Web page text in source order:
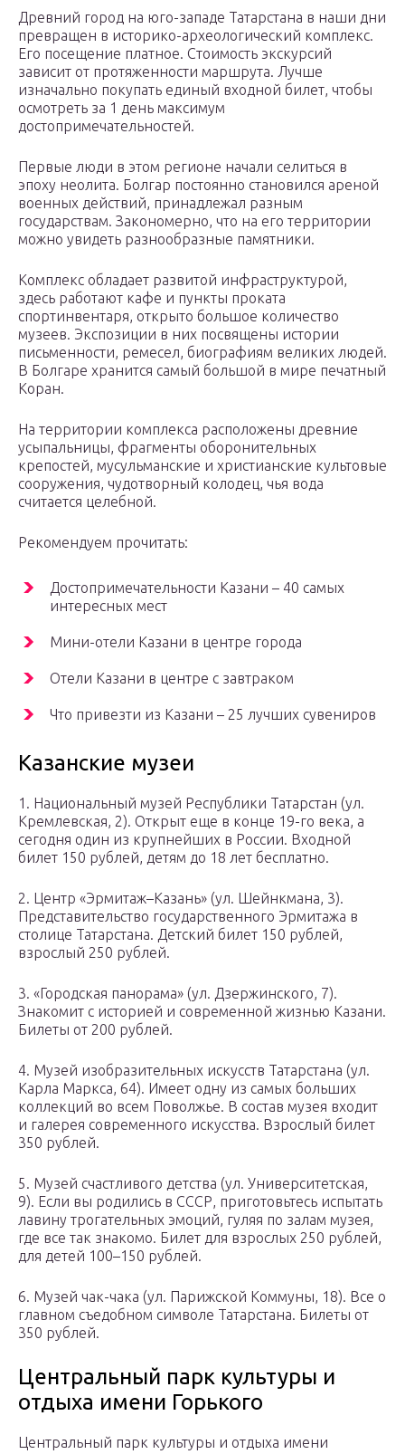
Древний город на юго-западе Татарстана в наши дни
превращен в историко-археологический комплекс.
Его посещение платное. Стоимость экскурсий
зависит от протяженности маршрута. Лучше
изначально покупать единый входной билет, чтобы
осмотреть за 1 день максимум
достопримечательностей.
Первые люди в этом регионе начали селиться в
эпоху неолита. Болгар постоянно становился ареной
военных действий, принадлежал разным
государствам. Закономерно, что на его территории
можно увидеть разнообразные памятники.
Комплекс обладает развитой инфраструктурой,
здесь работают кафе и пункты проката
спортинвентаря, открыто большое количество
музеев. Экспозиции в них посвящены истории
письменности, ремесел, биографиям великих людей.
В Болгаре хранится самый большой в мире печатный
Коран.
На территории комплекса расположены древние
усыпальницы, фрагменты оборонительных
крепостей, мусульманские и христианские культовые
сооружения, чудотворный колодец, чья вода
считается целебной.
Рекомендуем прочитать:
Достопримечательности Казани – 40 самых
интересных мест
Мини-отели Казани в центре города
Отели Казани в центре с завтраком
Что привезти из Казани – 25 лучших сувениров
Казанские музеи
1. Национальный музей Республики Татарстан (ул.
Кремлевская, 2). Открыт еще в конце 19-го века, а
сегодня один из крупнейших в России. Входной
билет 150 рублей, детям до 18 лет бесплатно.
2. Центр «Эрмитаж–Казань» (ул. Шейнкмана, 3).
Представительство государственного Эрмитажа в
столице Татарстана. Детский билет 150 рублей,
взрослый 250 рублей.
3. «Городская панорама» (ул. Дзержинского, 7).
Знакомит с историей и современной жизнью Казани.
Билеты от 200 рублей.
4. Музей изобразительных искусств Татарстана (ул.
Карла Маркса, 64). Имеет одну из самых больших
коллекций во всем Поволжье. В состав музея входит
и галерея современного искусства. Взрослый билет
350 рублей.
5. Музей счастливого детства (ул. Университетская,
9). Если вы родились в СССР, приготовьтесь испытать
лавину трогательных эмоций, гуляя по залам музея,
где все так знакомо. Билет для взрослых 250 рублей,
для детей 100–150 рублей.
6. Музей чак-чака (ул. Парижской Коммуны, 18). Все о
главном съедобном символе Татарстана. Билеты от
350 рублей.
Центральный парк культуры и
отдыха имени Горького
Центральный парк культуры и отдыха имени